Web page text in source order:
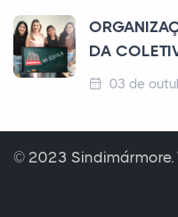
DA
03 de
© 2023 Sindimármore.